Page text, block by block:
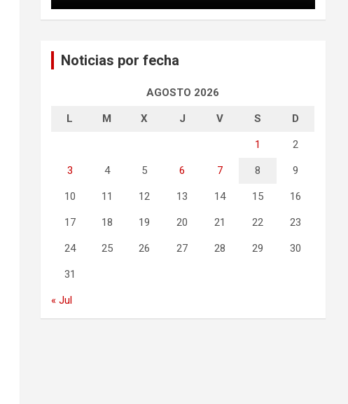
Noticias por fecha
AGOSTO 2026
L M X J V S D
1 2
3 4 5 6 7 8 9
10 11 12 13 14 15 16
17 18 19 20 21 22 23
24 25 26 27 28 29 30
31
« Jul